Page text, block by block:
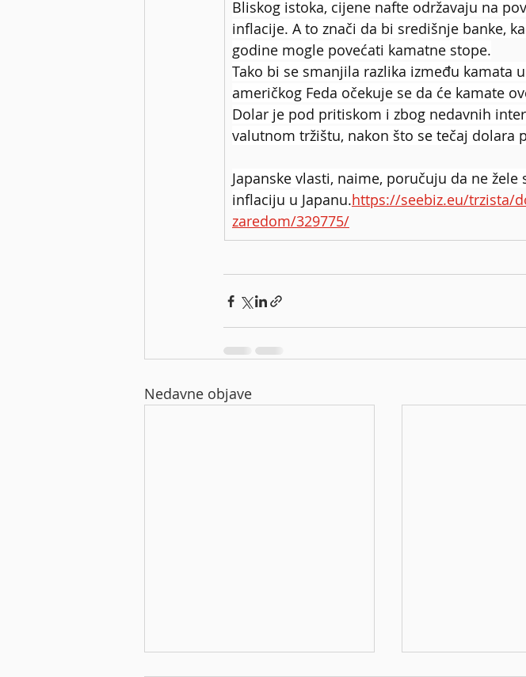
Bliskog istoka, cijene nafte održavaju na
inflacije. A to znači da bi središnje banke,
godine mogle povećati kamatne stope.
Tako bi se smanjila razlika između kamata
američkog Feda očekuje se da će kamate
Dolar je pod pritiskom i zbog nedavnih
valutnom tržištu, nakon što se tečaj dolara
Japanske vlasti, naime, poručuju da ne
inflaciju u Japanu.https://seebiz.eu/trzista/
zaredom/329775/
Nedavne objave